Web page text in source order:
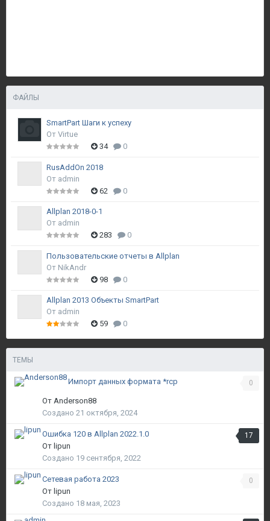
ФАЙЛЫ
SmartPart Шаги к успеху
От Virtue
34
0
RusAddOn 2018
От admin
62
0
Allplan 2018-0-1
От admin
283
0
Пользовательские отчеты в Allplan
От NikAndr
98
0
Allplan 2013 Объекты SmartPart
От admin
59
0
ТЕМЫ
0
Импорт данных формата *rcp
От Anderson88
Создано 21 октября, 2024
17
Ошибка 120 в Allplan 2022.1.0
От lipun
Создано 19 сентября, 2022
0
Сетевая работа 2023
От lipun
Создано 18 мая, 2023